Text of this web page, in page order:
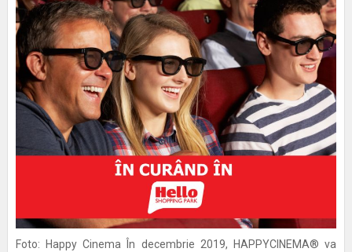
Foto: Happy Cinema În decembrie 2019, HAPPYCINEMA® va